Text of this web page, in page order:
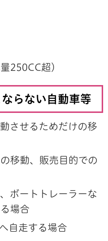
250CC超）
らない自動車等
させるためだけの移
移動、販売目的での
ボートトレーラーな
場合
自走する場合